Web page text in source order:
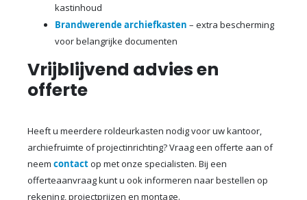
kastinhoud
Brandwerende archiefkasten – extra bescherming
voor belangrijke documenten
Vrijblijvend advies en
offerte
Heeft u meerdere roldeurkasten nodig voor uw kantoor,
archiefruimte of projectinrichting? Vraag een offerte aan of
neem contactop met onze specialisten. Bij een
offerteaanvraag kunt u ook informeren naar bestellen op
rekening, projectprijzen en montage.